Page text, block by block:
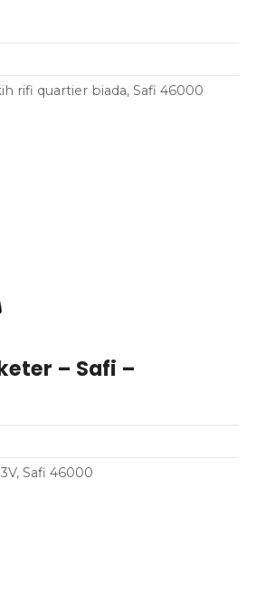
rifi quartier biada, Safi 46000
– Safi –
Safi 46000